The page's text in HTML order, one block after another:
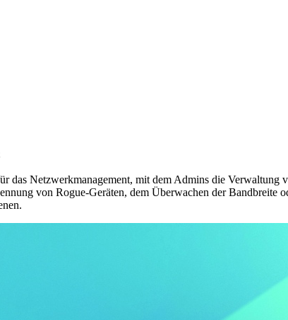
das Netzwerkmanagement, mit dem Admins die
von Rogue-Geräten, dem Überwachen der Bandbreite